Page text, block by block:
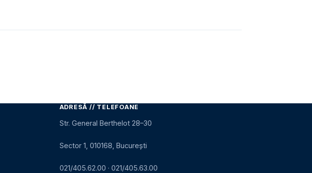
ADRESĂ // TELEFOANE
Str. General Berthelot 28–30
Sector 1, 010168, București
021/405.62.00 · 021/405.63.00